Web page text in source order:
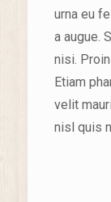
urna eu
a augue.
nisi.
Etiam
velit
nisl quis